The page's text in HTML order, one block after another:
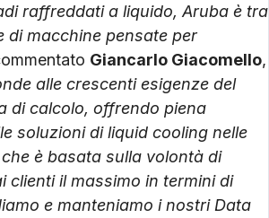
raffreddati a liquido, Aruba è tra
di macchine pensate per
Giancarlo Giacomello,
alle crescenti esigenze del
di calcolo, offrendo piena
soluzioni di liquid cooling nelle
è basata sulla volontà di
clienti il massimo in termini di
e manteniamo i nostri Data